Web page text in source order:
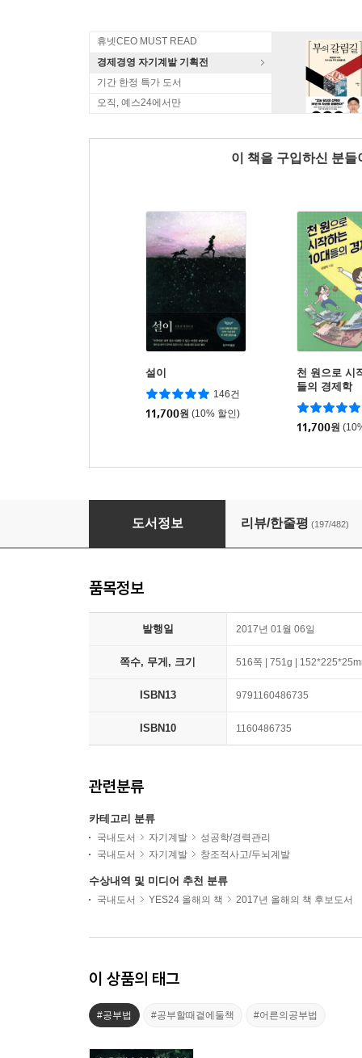
휴넷CEO MUST READ
경제경영 자기계발 기획전
기간 한정 특가 도서
오직, 예스24에서만
이 책을 구입하신 분
설이
146건
11,700원 (10% 할인)
천 원으로 시
들의 경제학
11,700원
완벽한 공부법
도서정보 리뷰/한줄평 (197/482)
품목정보
발행일 2017년 01월 06일
쪽수, 무게, 크기 516쪽 | 751g |
ISBN13 9791160486735
ISBN10 1160486735
관련분류
카테고리 분류
국내도서 자기계발
성공학/경력관리
국내도서
자기계발 창조적사고/두뇌계발
수상내역 및 미디어 추천 분류
국내도서 YES24 올해의 책 2017년 올해의 책 후보도서
이 상품의 태그
#공부법 #공부할때곁에둘책 #어른의공부법